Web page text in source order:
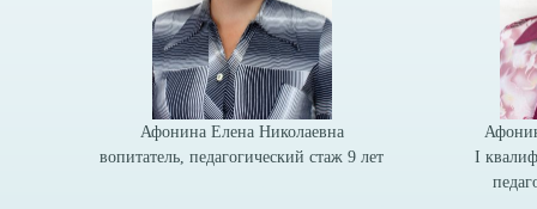
Афонина Елена Николаевна
вопитатель, педагогический стаж 9 лет
I